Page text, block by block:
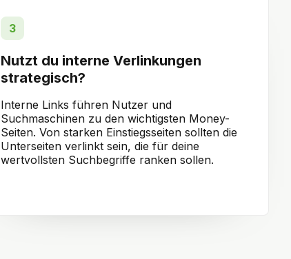
3
Nutzt du interne Verlinkungen
strategisch?
Interne Links führen Nutzer und
Suchmaschinen zu den wichtigsten Money-
Seiten. Von starken Einstiegsseiten sollten die
Unterseiten verlinkt sein, die für deine
wertvollsten Suchbegriffe ranken sollen.